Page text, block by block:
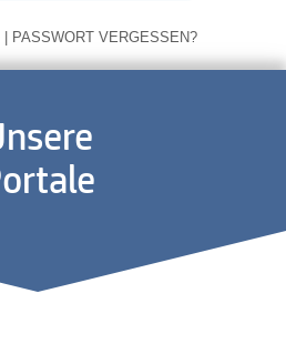
| PASSWORT VERGESSEN?